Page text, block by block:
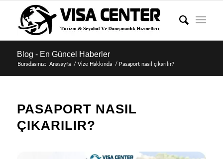
Blog - En Güncel Haberler
Buradasınız: Anasayfa / Vize Hakkında / Pasaport nasıl çıkarılır?
PASAPORT NASIL
ÇIKARILIR?